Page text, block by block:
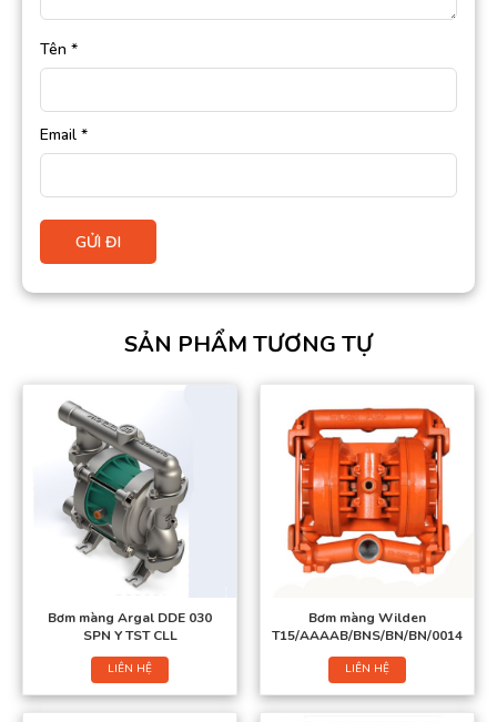
Tên *
Email *
SẢN PHẨM TƯƠNG TỰ
Bơm màng Argal DDE 030
SPN Y TST CLL
LIÊN HỆ
Bơm màng Wilden
T15/AAAAB/BNS/BN/BN/0014
LIÊN HỆ